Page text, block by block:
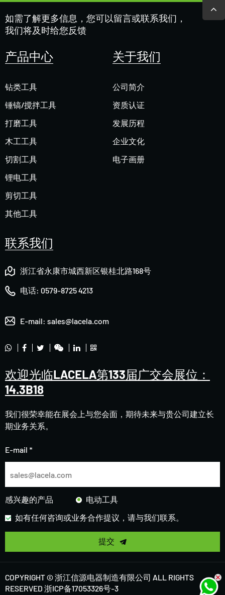
如需了解更多信息，您可以留言或联系我们，
我们将及时给您反馈
产品中心
钻类工具
锤镐/搅拌工具
打磨工具
木工工具
切割工具
锂电工具
剪切工具
其他工具
关于我们
公司简介
资质认证
发展历程
企业文化
电子画册
联系我们
浙江省永康市城西新区银桂北路168号
电话: 0579-8725 4213
E-mail: sales@lacela.com
欢迎光临LACELA第133届广交会展位：
14.3B18
我们很荣幸能在展会上与您会面，期待未来与贵公司建立长
期业务关系。
E-mail *
感兴趣的产品
电动工具
如有任何咨询或业务合作提议，请与我们联系。
提交
COPYRIGHT © 浙江信源电器制造有限公司 ALL RIGHTS
RESERVED 浙ICP备17053326号-3